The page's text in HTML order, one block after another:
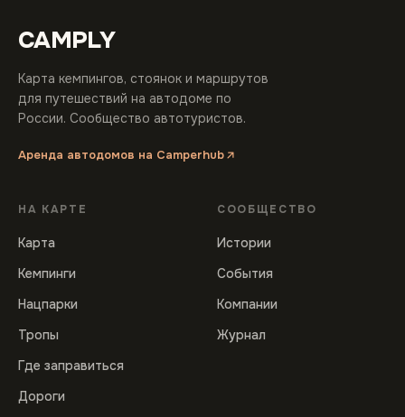
CAMPLY
Карта кемпингов, стоянок и маршрутов
для путешествий на автодоме по
России. Сообщество автотуристов.
Аренда автодомов на Camperhub
НА КАРТЕ
Карта
Кемпинги
Нацпарки
Тропы
Где заправиться
Дороги
СООБЩЕСТВО
Истории
События
Компании
Журнал